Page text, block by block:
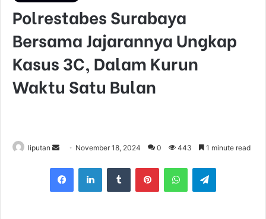
Polrestabes Surabaya
Bersama Jajarannya Ungkap
Kasus 3C, Dalam Kurun
Waktu Satu Bulan
liputan
n
d
November 18, 2024 0 443 1 minute read